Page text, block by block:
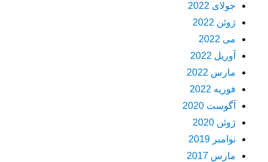
جولای 2022
ژوئن 2022
می 2022
آوریل 2022
مارس 2022
فوریه 2022
آگوست 2020
ژوئن 2020
نوامبر 2019
مارس 2017